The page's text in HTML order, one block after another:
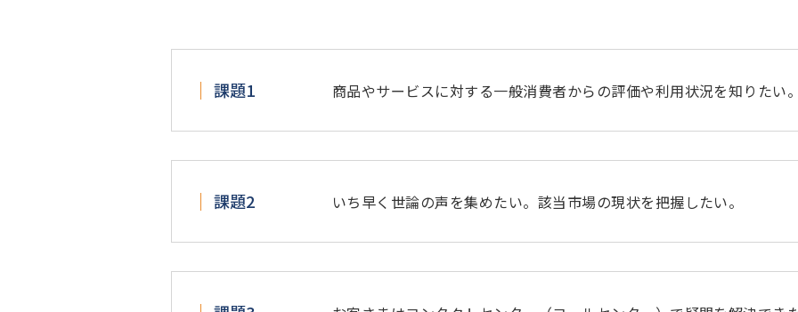
課題1 商品やサービスに対する一般消費者からの評価や利用状況を知りたい。
課題2 いち早く世論の声を集めたい。該当市場の現状を把握したい。